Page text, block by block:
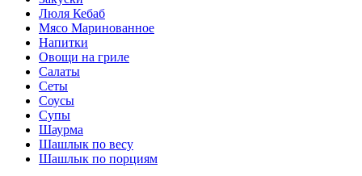
Люля Кебаб
Мясо Маринованное
Напитки
Овощи на гриле
Салаты
Сеты
Соусы
Супы
Шаурма
Шашлык по весу
Шашлык по порциям